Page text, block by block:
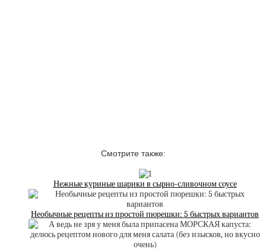
Смотрите также:
Нежные куриные шарики в сырно-сливочном соусе
Необычные рецепты из простой пюрешки: 5 быстрых вариантов